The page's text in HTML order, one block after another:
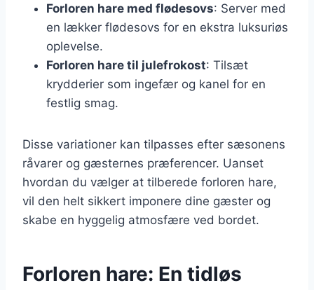
Forloren hare med flødesovs: Server med
en lækker flødesovs for en ekstra luksuriøs
oplevelse.
Forloren hare til julefrokost: Tilsæt
krydderier som ingefær og kanel for en
festlig smag.
Disse variationer kan tilpasses efter sæsonens
råvarer og gæsternes præferencer. Uanset
hvordan du vælger at tilberede forloren hare,
vil den helt sikkert imponere dine gæster og
skabe en hyggelig atmosfære ved bordet.
Forloren hare: En tidløs